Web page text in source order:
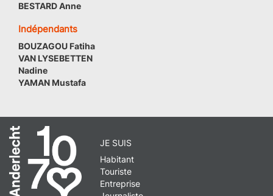
BESTARD Anne
Indépendants
BOUZAGOU Fatiha
VAN LYSEBETTEN
Nadine
YAMAN Mustafa
JE SUIS
Habitant
Touriste
Entreprise